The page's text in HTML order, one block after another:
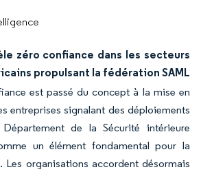
zéro confiance dans les secteurs
propulsant la fédération SAML
est passé du concept à la mise en
entreprises signalant des déploiements
de la Sécurité intérieure
un élément fondamental pour la
Les organisations accordent désormais